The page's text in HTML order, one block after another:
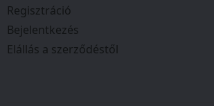
Regisztráció
Bejelentkezés
Elállás a szerződéstől